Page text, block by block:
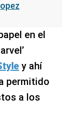
en el
y ahí
permitido
a los